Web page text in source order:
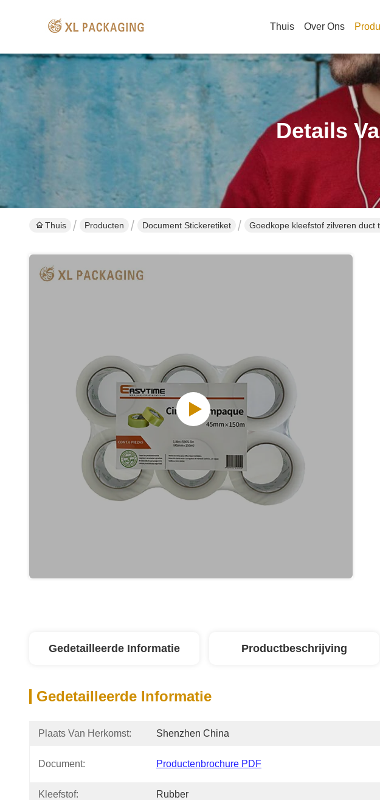
Thuis Over Ons
Details
Thuis Producten Document Stickeretiket Goedkope kleefstof zilveren
Gedetailleerde Informatie Productbeschrijving
Gedetailleerde Informatie
Plaats Van Herkomst: Shenzhen China
Document: Productenbrochure PDF
Kleefstof: Rubber